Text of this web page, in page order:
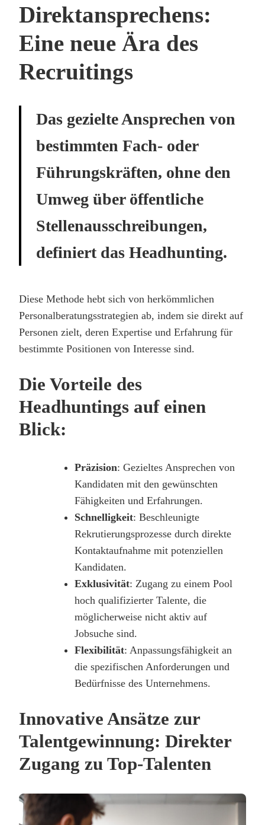
Direktansprechens:
Eine neue Ära des
Recruitings
Das gezielte Ansprechen von
bestimmten Fach- oder
Führungskräften, ohne den
Umweg über öffentliche
Stellenausschreibungen,
definiert das Headhunting.
Diese Methode hebt sich von herkömmlichen
Personalberatungsstrategien ab, indem sie direkt auf
Personen zielt, deren Expertise und Erfahrung für
bestimmte Positionen von Interesse sind.
Die Vorteile des
Headhuntings auf einen
Blick:
Präzision: Gezieltes Ansprechen von
Kandidaten mit den gewünschten
Fähigkeiten und Erfahrungen.
Schnelligkeit: Beschleunigte
Rekrutierungsprozesse durch direkte
Kontaktaufnahme mit potenziellen
Kandidaten.
Exklusivität: Zugang zu einem Pool
hoch qualifizierter Talente, die
möglicherweise nicht aktiv auf
Jobsuche sind.
Flexibilität: Anpassungsfähigkeit an
die spezifischen Anforderungen und
Bedürfnisse des Unternehmens.
Innovative Ansätze zur
Talentgewinnung: Direkter
Zugang zu Top-Talenten